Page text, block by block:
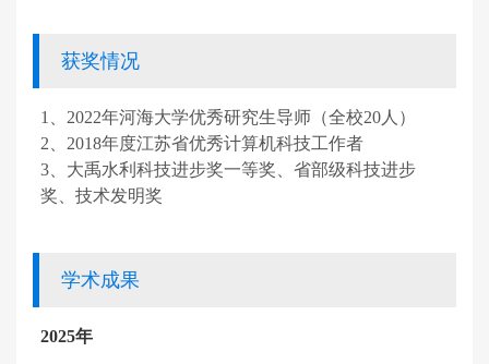
获奖情况
1、2022年河海大学优秀研究生导师（全校20人）
2、2018年度江苏省优秀计算机科技工作者
3、大禹水利科技进步奖一等奖、省部级科技进步
奖、技术发明奖
学术成果
2025年